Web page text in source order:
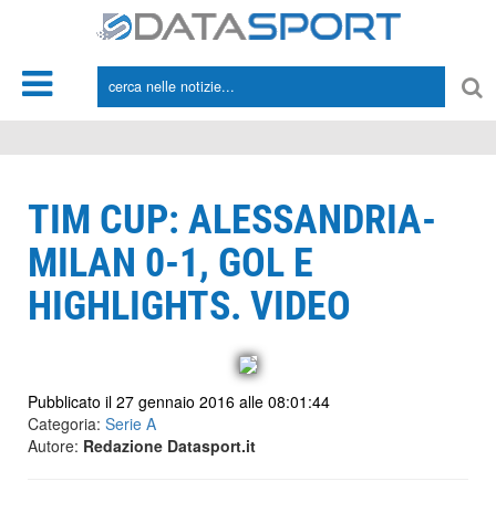
TIM CUP: ALESSANDRIA-
MILAN 0-1, GOL E
HIGHLIGHTS. VIDEO
Pubblicato il 27 gennaio 2016 alle 08:01:44
Categoria: Serie A
Autore: Redazione Datasport.it